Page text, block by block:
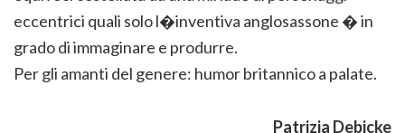
eccentrici quali solo l�inventiva anglosassone � in
grado di immaginare e produrre.
Per gli amanti del genere: humor britannico a palate.
Patrizia Debicke